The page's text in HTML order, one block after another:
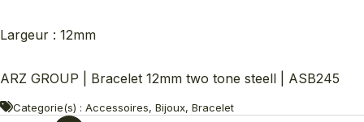
Largeur : 12mm
ARZ GROUP | Bracelet 12mm two tone steell | ASB245
Categorie(s) : Accessoires, Bijoux, Bracelet